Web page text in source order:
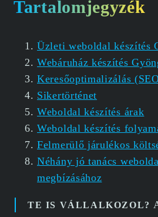
Tartalomjegyzék
Üzleti weboldal készítés
Webáruház készítés
Keresőoptimalizálás
Sikertörténet
Weboldal készítés árak
Weboldal készítés
Felmerülő járulékos
Néhány jó tanács
megbízásához
TE IS VÁLLALKOZOL?